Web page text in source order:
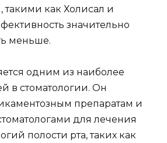
как Холисал и
значительно
меньше.
одним из наиболее
в стоматологии. Он
препаратам и
для лечения
полости рта, таких как